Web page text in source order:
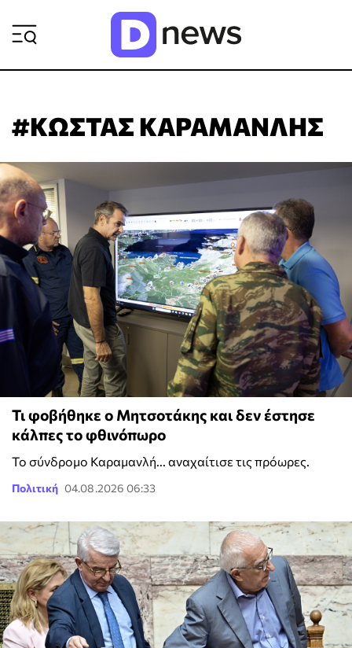
#ΚΩΣΤΑΣ ΚΑΡΑΜΑΝΛΗΣ
Τι φοβήθηκε ο Μητσοτάκης και δεν έστησε
κάλπες το φθινόπωρο
Το σύνδρομο Καραμανλή... αναχαίτισε τις πρόωρες.
Πολιτική 04.08.2026 06:33